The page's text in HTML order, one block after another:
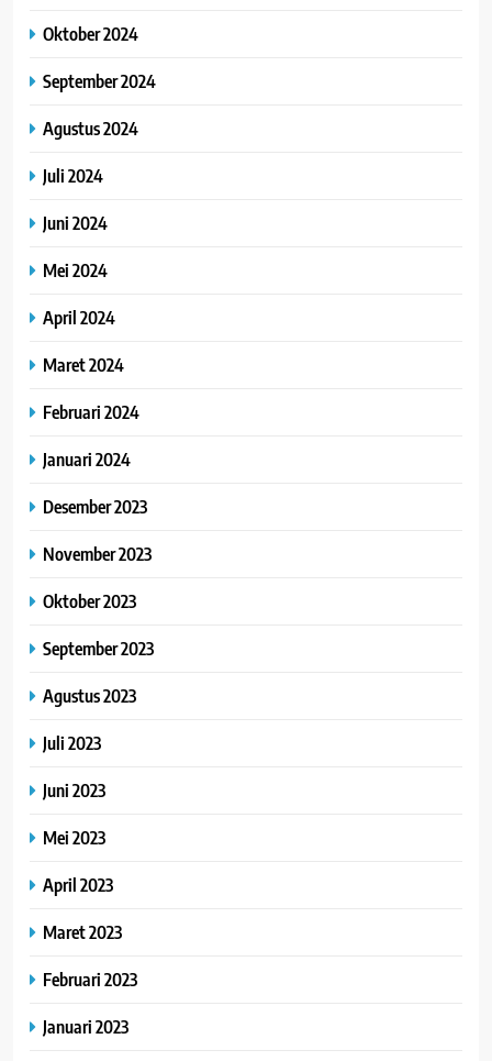
Oktober 2024
September 2024
Agustus 2024
Juli 2024
Juni 2024
Mei 2024
April 2024
Maret 2024
Februari 2024
Januari 2024
Desember 2023
November 2023
Oktober 2023
September 2023
Agustus 2023
Juli 2023
Juni 2023
Mei 2023
April 2023
Maret 2023
Februari 2023
Januari 2023